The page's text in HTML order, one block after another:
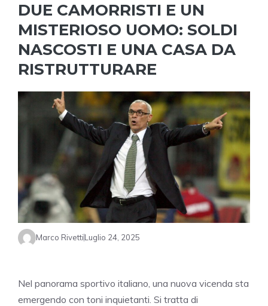
DUE CAMORRISTI E UN
MISTERIOSO UOMO: SOLDI
NASCOSTI E UNA CASA DA
RISTRUTTURARE
Marco RivettiLuglio 24, 2025
Nel panorama sportivo italiano, una nuova vicenda sta
emergendo con toni inquietanti. Si tratta di